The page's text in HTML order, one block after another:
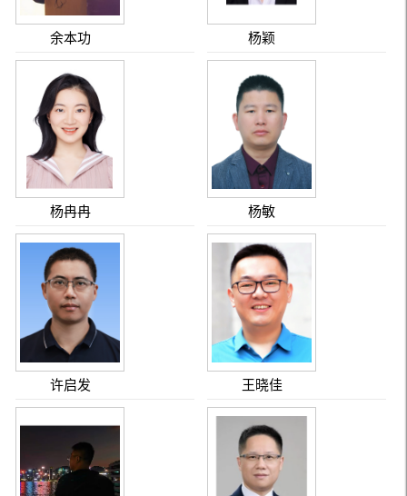
余本功 杨颖
杨冉冉 杨敏
许启发 王晓佳